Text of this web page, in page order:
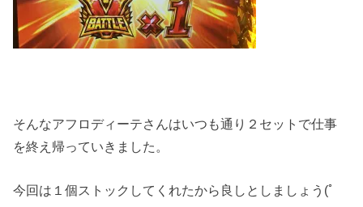
そんなアフロディーテさんはいつも通り２セットで仕事
を終え帰っていきました。
今回は１個ストックしてくれたから良しとしましょう(ﾟ